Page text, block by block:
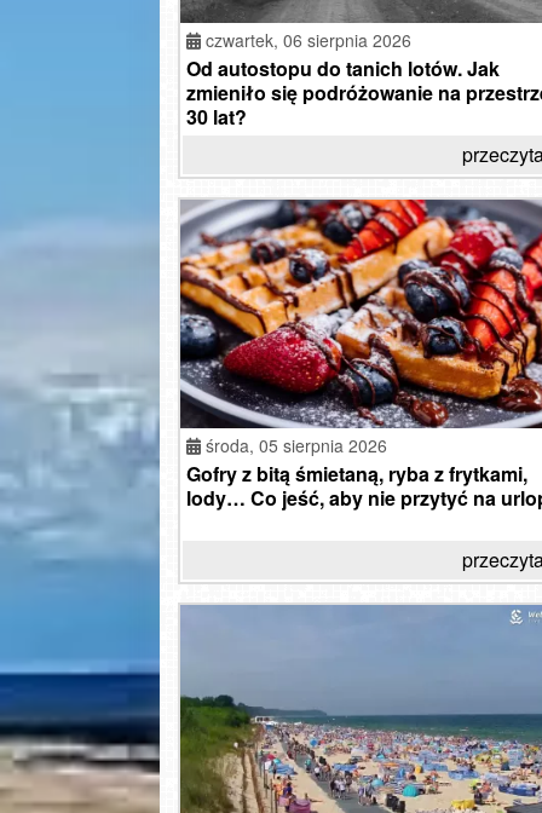
czwartek, 06 sierpnia 2026
Od autostopu do tanich lotów. Jak
zmieniło się podróżowanie na
30 lat?
środa, 05 sierpnia 2026
Gofry z bitą śmietaną, ryba z frytkami,
lody… Co jeść, aby nie przytyć na